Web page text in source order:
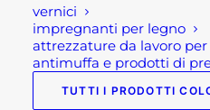
vernici
impregnanti per legno
attrezzature da lavoro
antimuffa e prodotti di
TUTTI I PRODOTTI
e smontare e
Solitamente hanno
ad hoc per essere